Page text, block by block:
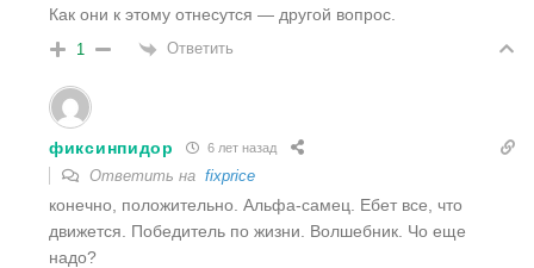
Как они к этому отнесутся — другой вопрос.
1 Ответить
фиксинпидор 6 лет назад
Ответить на fixprice
конечно, положительно. Альфа-самец. Ебет все, что
движется. Победитель по жизни. Волшебник. Чо еще
надо?